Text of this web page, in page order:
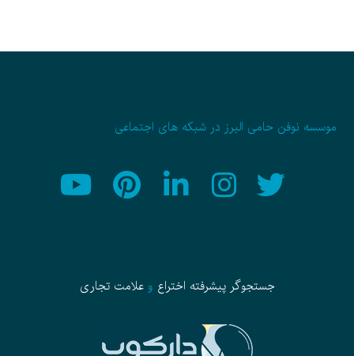
موسسه نوفن حامی البرز در شبکه های اجتماعی
جستجوگر پیشرفته اختراع وعلامت تجاری